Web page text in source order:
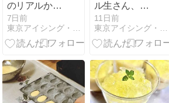
のリアルから
の熊本地震へ
のチャリティ
7日前
ル生さん、４
８万円のご契
約をいただき
ました！
11日前